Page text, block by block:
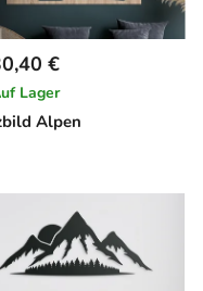
Alpen
€
Lager